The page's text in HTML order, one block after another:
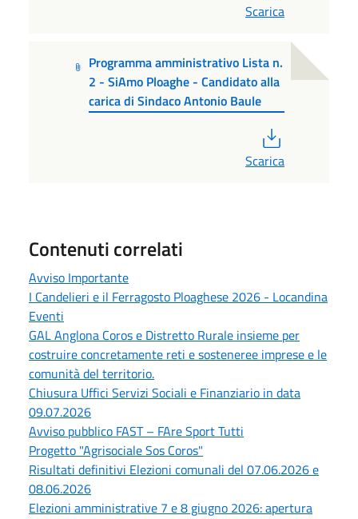
Scarica
Programma amministrativo Lista n.
2 - SiAmo Ploaghe - Candidato alla
carica di Sindaco Antonio Baule
Scarica
Contenuti correlati
Avviso Importante
I Candelieri e il Ferragosto Ploaghese 2026 - Locandina
Eventi
GAL Anglona Coros e Distretto Rurale insieme per
costruire concretamente reti e sosteneree imprese e le
comunità del territorio.
Chiusura Uffici Servizi Sociali e Finanziario in data
09.07.2026
Avviso pubblico FAST – FAre Sport Tutti
Progetto "Agrisociale Sos Coros"
Risultati definitivi Elezioni comunali del 07.06.2026 e
08.06.2026
Elezioni amministrative 7 e 8 giugno 2026: apertura